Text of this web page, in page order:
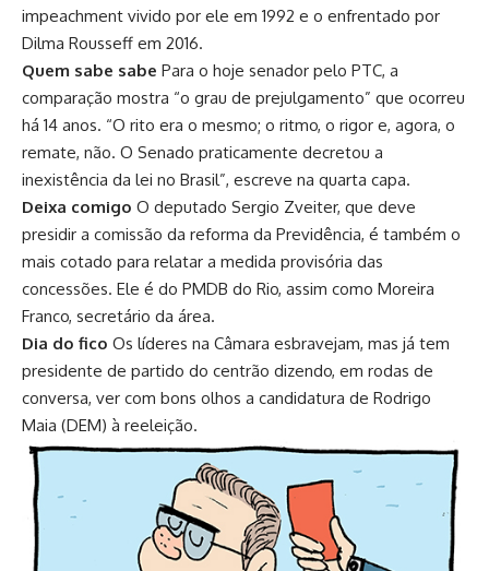
impeachment vivido por ele em 1992 e o enfrentado por
Dilma Rousseff em 2016.
Quem sabe sabe Para o hoje senador pelo PTC, a
comparação mostra “o grau de prejulgamento” que ocorreu
há 14 anos. “O rito era o mesmo; o ritmo, o rigor e, agora, o
remate, não. O Senado praticamente decretou a
inexistência da lei no Brasil”, escreve na quarta capa.
Deixa comigo O deputado Sergio Zveiter, que deve
presidir a comissão da reforma da Previdência, é também o
mais cotado para relatar a medida provisória das
concessões. Ele é do PMDB do Rio, assim como Moreira
Franco, secretário da área.
Dia do fico Os líderes na Câmara esbravejam, mas já tem
presidente de partido do centrão dizendo, em rodas de
conversa, ver com bons olhos a candidatura de Rodrigo
Maia (DEM) à reeleição.